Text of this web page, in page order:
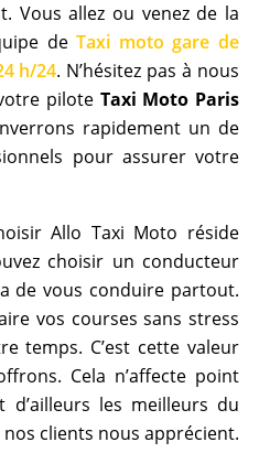
Vous allez ou venez de la
deTaxi moto gare de
h/24. N’hésitez pas à nous
pilote Taxi Moto Paris
rapidement un de
pour assurer votre
Allo Taxi Moto réside
choisir un conducteur
de vous conduire partout.
vos courses sans stress
temps. C’est cette valeur
Cela n’affecte point
les meilleurs du
clients nous apprécient.